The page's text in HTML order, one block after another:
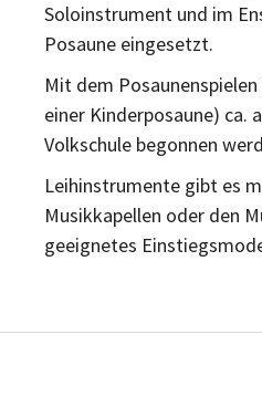
Soloinstrument und im
Posaune eingesetzt.
Mit dem
einer Kinderposaune) ca.
Volkschule begonnen
Leihinstrumente gibt es
Musikkapellen oder den
geeignetes